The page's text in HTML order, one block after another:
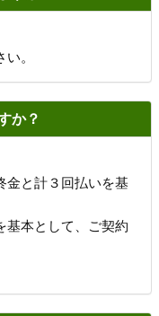
。
か？
金と計３回払いを基
基本として、ご契約